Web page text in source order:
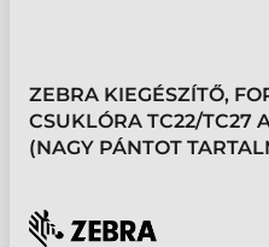
ZEBRA KIEGÉSZÍTŐ,
CSUKLÓRA TC22/TC27
(NAGY PÁNTOT